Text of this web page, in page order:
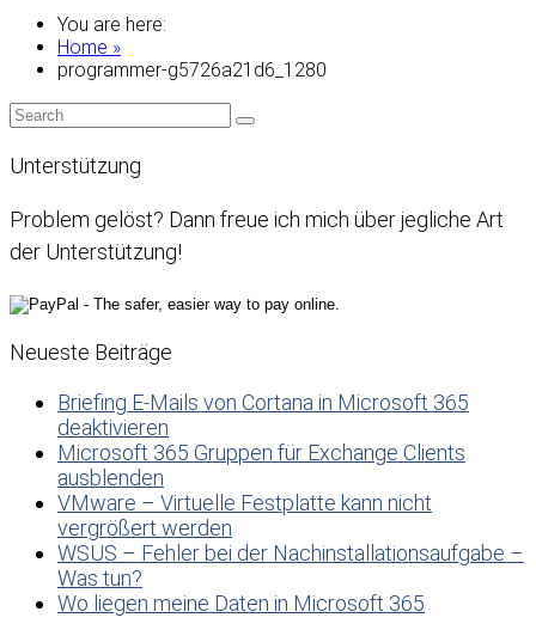
You are here:
Home »
programmer-g5726a21d6_1280
Unterstützung
Problem gelöst? Dann freue ich mich über jegliche Art
der Unterstützung!
Neueste Beiträge
Briefing E-Mails von Cortana in Microsoft 365
deaktivieren
Microsoft 365 Gruppen für Exchange Clients
ausblenden
VMware – Virtuelle Festplatte kann nicht
vergrößert werden
WSUS – Fehler bei der Nachinstallationsaufgabe –
Was tun?
Wo liegen meine Daten in Microsoft 365